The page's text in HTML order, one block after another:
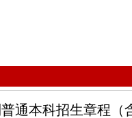
通本科招生章程（